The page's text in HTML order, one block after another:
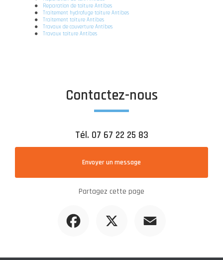
Reparation de toiture Antibes
Traitement hydrofuge toiture Antibes
Traitement toiture Antibes
Travaux de couverture Antibes
Travaux toiture Antibes
Contactez-nous
Tél. 07 67 22 25 83
Envoyer un message
Partagez cette page